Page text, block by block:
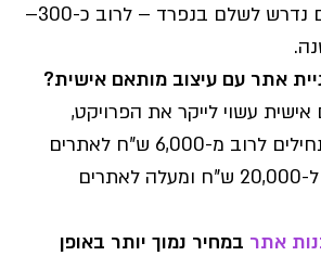
ברוב המקרים נדרש לשלם בנפרד – לרוב כ-300–
אתר עם עיצוב מותאם אישית?
עשוי לייקר את הפרויקט,
והמחירים מתחילים לרוב מ-6,000 ש"ח לאתרים
פשוטים, ועד ל-20,000 ש"ח ומעלה לאתרים
אתר במחיר נמוך יותר באופן